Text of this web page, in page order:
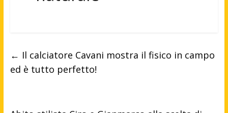
← Il calciatore Cavani mostra il fisico in campo
ed è tutto perfetto!